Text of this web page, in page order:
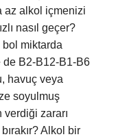
az alkol içmenizi
nasıl geçer?
miktarda
de B2-B12-B1-B6
havuç veya
soyulmuş
zararı
Alkol bir